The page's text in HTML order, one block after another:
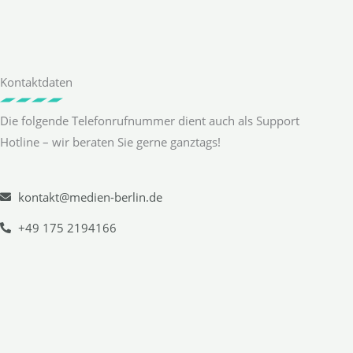
Kontaktdaten
Die folgende Telefonrufnummer dient auch als Support
Hotline – wir beraten Sie gerne ganztags!
kontakt@medien-berlin.de
+49 175 2194166